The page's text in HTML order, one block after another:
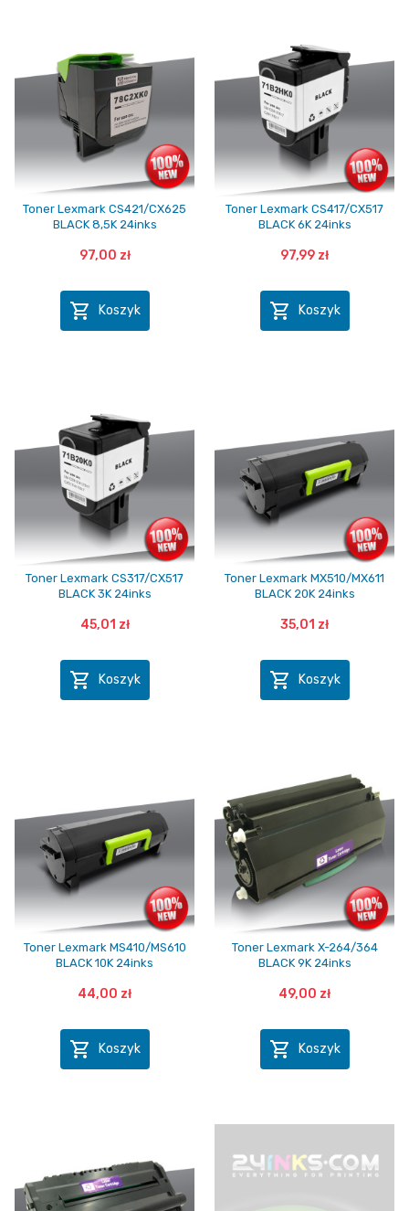
Toner Lexmark CS421/CX625
BLACK 8,5K 24inks
97,00 zł
 Koszyk
Toner Lexmark CS417/CX517
BLACK 6K 24inks
97,99 zł
 Koszyk
Toner Lexmark CS317/CX517
BLACK 3K 24inks
45,01 zł
 Koszyk
Toner Lexmark MX510/MX611
BLACK 20K 24inks
35,01 zł
 Koszyk
Toner Lexmark MS410/MS610
BLACK 10K 24inks
44,00 zł
 Koszyk
Toner Lexmark X-264/364
BLACK 9K 24inks
49,00 zł
 Koszyk